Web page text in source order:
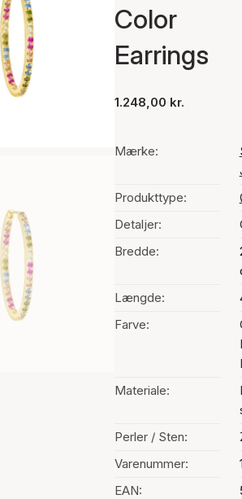
Color
Earrings
1.248,00 kr.
Mærke:
Produkttype:
Detaljer:
Bredde:
Længde:
Farve:
Materiale:
Perler / Sten:
Varenummer:
EAN: